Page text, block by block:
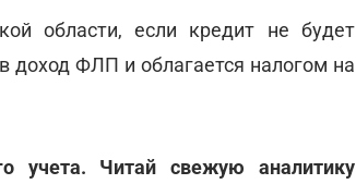
области, если кредит не будет
доход ФЛП и облагается налогом на
учета. Читай свежую аналитику